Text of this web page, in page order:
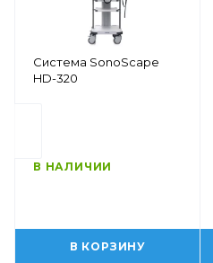
Система SonoScape
HD-320
В НАЛИЧИИ
В КОРЗИНУ